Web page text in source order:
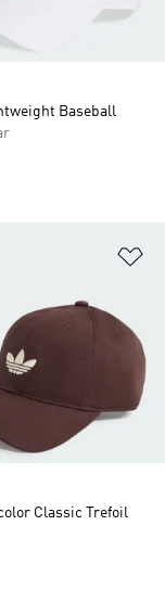
Baseball
Classic Trefoil